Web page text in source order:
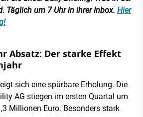
Täglich um 7 Uhr in ihrer Inbox. Hier
Absatz: Der starke Effekt
sich eine spürbare Erholung. Die
AG stiegen im ersten Quartal um
Millionen Euro. Besonders stark